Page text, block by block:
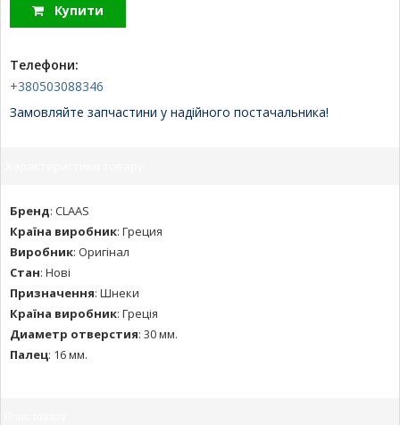
Купити
Телефони:
+380503088346
Замовляйте запчастини у надійного постачальника!
Бренд: CLAAS
Країна виробник: Греция
Виробник: Оригінал
Стан: Нові
Призначення: Шнеки
Країна виробник: Греція
Диаметр отверстия: 30 мм.
Палец: 16 мм.